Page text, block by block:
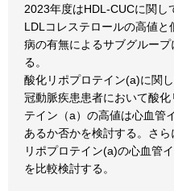
2023年度はHDL-CUCに関し
LDLコレステロールの高値
病の有無によるサブグルー
る。
酸化リポプロテイン(a)に関
冠動脈疾患患者において酸
テイン（a）の高値は心血管
あるか否かを検討する。さ
リポプロテイン(a)の心血管
を比較検討する。